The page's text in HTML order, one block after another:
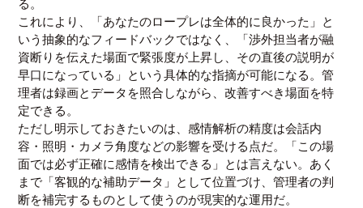
これにより、「あなたのロープレは全体的に良かった」と
いう抽象的なフィードバックではなく、「渉外担当者が融
資断りを伝えた場面で緊張度が上昇し、その直後の説明が
早口になっている」という具体的な指摘が可能になる。管
理者は録画とデータを照合しながら、改善すべき場面を特
定できる。
ただし明示しておきたいのは、感情解析の精度は会話内
容・照明・カメラ角度などの影響を受ける点だ。「この場
面では必ず正確に感情を検出できる」とは言えない。あく
まで「客観的な補助データ」として位置づけ、管理者の判
断を補完するものとして使うのが現実的な運用だ。